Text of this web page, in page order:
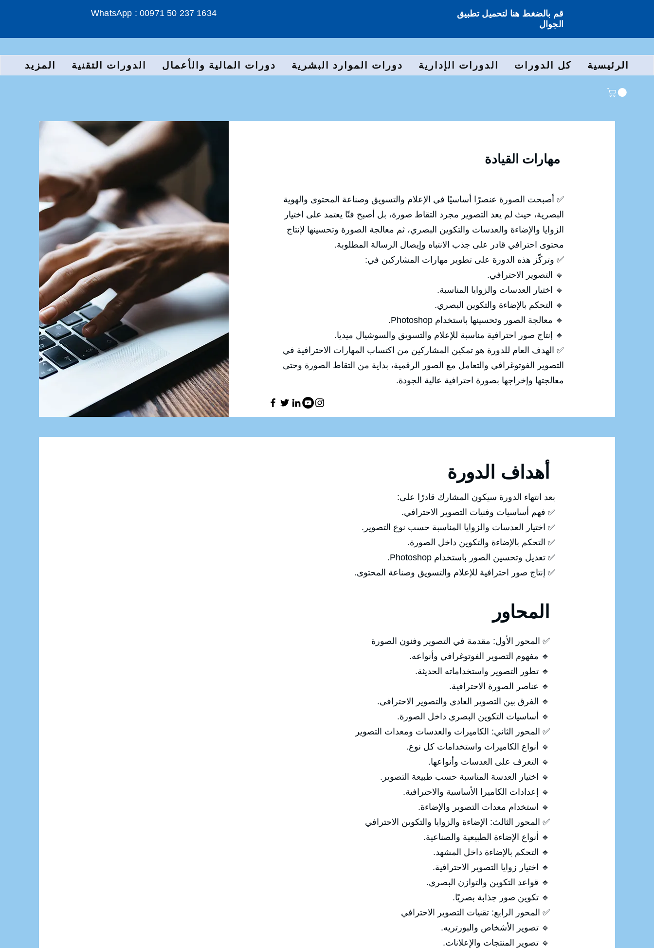
WhatsApp : 00971 50 237 1634
قم بالضغط هنا لتحميل تطبيق
الجوال
الرئيسية كل الدورات الدورات الإدارية دورات الموارد البشرية دورات المالية والأعمال الدورات التقنية المزيد
مهارات القيادة
✅ أصبحت الصورة عنصرًا أساسيًا في الإعلام والتسويق وصناعة المحتوى والهوية
البصرية، حيث لم يعد التصوير مجرد التقاط صورة، بل أصبح فنًا يعتمد على اختيار
الزوايا والإضاءة والعدسات والتكوين البصري، ثم معالجة الصورة وتحسينها لإنتاج
محتوى احترافي قادر على جذب الانتباه وإيصال الرسالة المطلوبة.
✅ وتركّز هذه الدورة على تطوير مهارات المشاركين في:
🔹 التصوير الاحترافي.
🔹 اختيار العدسات والزوايا المناسبة.
🔹 التحكم بالإضاءة والتكوين البصري.
🔹 معالجة الصور وتحسينها باستخدام Photoshop.
🔹 إنتاج صور احترافية مناسبة للإعلام والتسويق والسوشيال ميديا.
✅ الهدف العام للدورة هو تمكين المشاركين من اكتساب المهارات الاحترافية في
التصوير الفوتوغرافي والتعامل مع الصور الرقمية، بداية من التقاط الصورة وحتى
معالجتها وإخراجها بصورة احترافية عالية الجودة.
بعد انتهاء الدورة سيكون المشارك قادرًا على:
✅ فهم أساسيات وفنيات التصوير الاحترافي.
✅ اختيار العدسات والزوايا المناسبة حسب نوع التصوير.
✅ التحكم بالإضاءة والتكوين داخل الصورة.
✅ تعديل وتحسين الصور باستخدام Photoshop.
✅ إنتاج صور احترافية للإعلام والتسويق وصناعة المحتوى.
✅ المحور الأول: مقدمة في التصوير وفنون الصورة
🔹 مفهوم التصوير الفوتوغرافي وأنواعه.
🔹 تطور التصوير واستخداماته الحديثة.
🔹 عناصر الصورة الاحترافية.
🔹 الفرق بين التصوير العادي والتصوير الاحترافي.
🔹 أساسيات التكوين البصري داخل الصورة.
✅ المحور الثاني: الكاميرات والعدسات ومعدات التصوير
🔹 أنواع الكاميرات واستخدامات كل نوع.
🔹 التعرف على العدسات وأنواعها.
🔹 اختيار العدسة المناسبة حسب طبيعة التصوير.
🔹 إعدادات الكاميرا الأساسية والاحترافية.
🔹 استخدام معدات التصوير والإضاءة.
✅ المحور الثالث: الإضاءة والزوايا والتكوين الاحترافي
🔹 أنواع الإضاءة الطبيعية والصناعية.
🔹 التحكم بالإضاءة داخل المشهد.
🔹 اختيار زوايا التصوير الاحترافية.
🔹 قواعد التكوين والتوازن البصري.
🔹 تكوين صور جذابة بصريًا.
✅ المحور الرابع: تقنيات التصوير الاحترافي
🔹 تصوير الأشخاص والبورتريه.
🔹 تصوير المنتجات والإعلانات.